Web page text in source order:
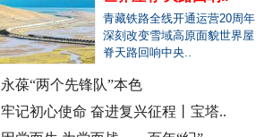
找国土所所长办事被借68万元？
公务员考生笔试面试第一落选？
中标公告套网络人名，湖北通报
南宁通报“一教师脚踢小学生”
周知！公安部这个举报平台上线..
青藏铁路全线开通运营20周年
深刻改变雪域高原面貌世界屋
脊天路回响中央..
永葆“两个先锋队”本色
牢记初心使命 奋进复兴征程丨宝塔..